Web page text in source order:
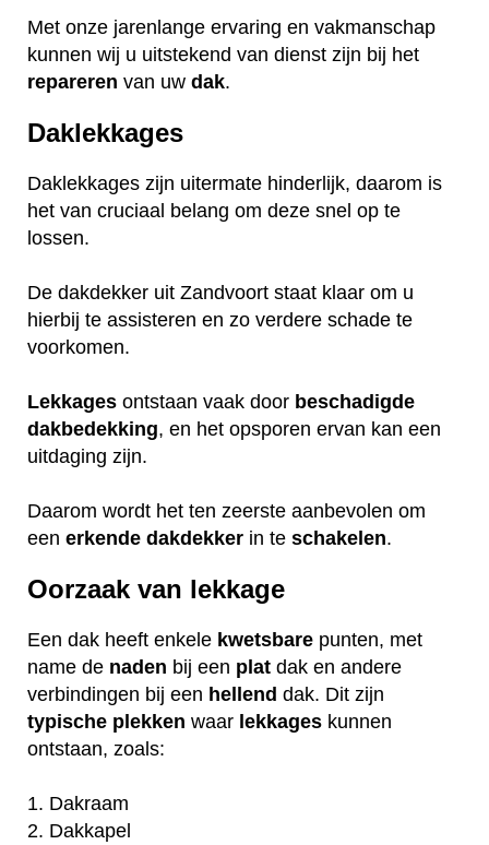
Met onze jarenlange ervaring en vakmanschap
kunnen wij u uitstekend van dienst zijn bij het
repareren van uw dak.
Daklekkages
Daklekkages zijn uitermate hinderlijk, daarom is
het van cruciaal belang om deze snel op te
lossen.
De dakdekker uit Zandvoort staat klaar om u
hierbij te assisteren en zo verdere schade te
voorkomen.
Lekkages ontstaan vaak door beschadigde
dakbedekking, en het opsporen ervan kan een
uitdaging zijn.
Daarom wordt het ten zeerste aanbevolen om
een erkende dakdekker in te schakelen.
Oorzaak van lekkage
Een dak heeft enkele kwetsbare punten, met
name de naden bij een plat dak en andere
verbindingen bij een hellend dak. Dit zijn
typische plekken waar lekkages kunnen
ontstaan, zoals:
1. Dakraam
2. Dakkapel